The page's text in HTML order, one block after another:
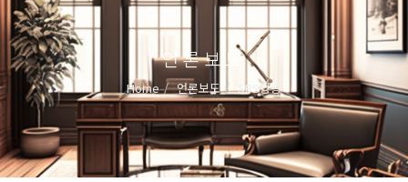
언론보도
Home 언론보도 SBS방송